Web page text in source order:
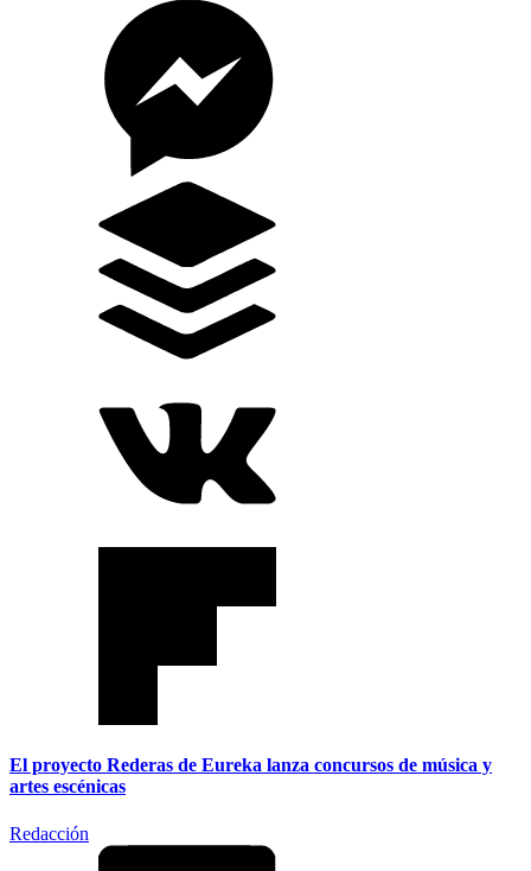
El proyecto Rederas de Eureka lanza concursos de música y
artes escénicas
Redacción